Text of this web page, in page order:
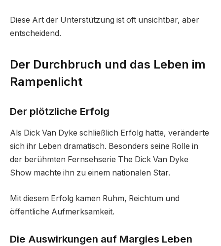
Diese Art der Unterstützung ist oft unsichtbar, aber
entscheidend.
Der Durchbruch und das Leben im
Rampenlicht
Der plötzliche Erfolg
Als Dick Van Dyke schließlich Erfolg hatte, veränderte
sich ihr Leben dramatisch. Besonders seine Rolle in
der berühmten Fernsehserie The Dick Van Dyke
Show machte ihn zu einem nationalen Star.
Mit diesem Erfolg kamen Ruhm, Reichtum und
öffentliche Aufmerksamkeit.
Die Auswirkungen auf Margies Leben